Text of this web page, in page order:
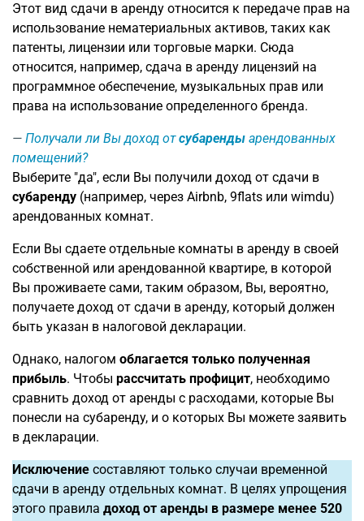
Этот вид сдачи в аренду относится к передаче прав на
использование нематериальных активов, таких как
патенты, лицензии или торговые марки. Сюда
относится, например, сдача в аренду лицензий на
программное обеспечение, музыкальных прав или
права на использование определенного бренда.
Получали ли Вы доход отсубаренды арендованных
помещений?
Выберите "да", если Вы получили доход от сдачи в
субаренду (например, через Airbnb, 9flats или wimdu)
арендованных комнат.
Если Вы сдаете отдельные комнаты в аренду в своей
собственной или арендованной квартире, в которой
Вы проживаете сами, таким образом, Вы, вероятно,
получаете доход от сдачи в аренду, который должен
быть указан в налоговой декларации.
Однако, налогом облагается только полученная
прибыль. Чтобы рассчитать профицит, необходимо
сравнить доход от аренды с расходами, которые Вы
понесли на субаренду, и о которых Вы можете заявить
в декларации.
Исключение составляют только случаи временной
сдачи в аренду отдельных комнат. В целях упрощения
этого правила доход от аренды в размере менее 520